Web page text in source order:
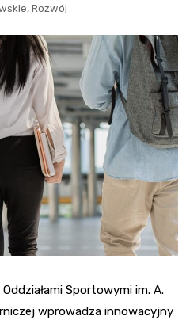
, Rozwój
Sportowymi im. A.
wprowadza innowacyjny